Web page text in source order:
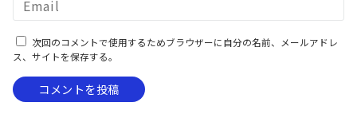
次回のコメントで使用するためブラウザーに自分の名前、メールアドレ
ス、サイトを保存する。